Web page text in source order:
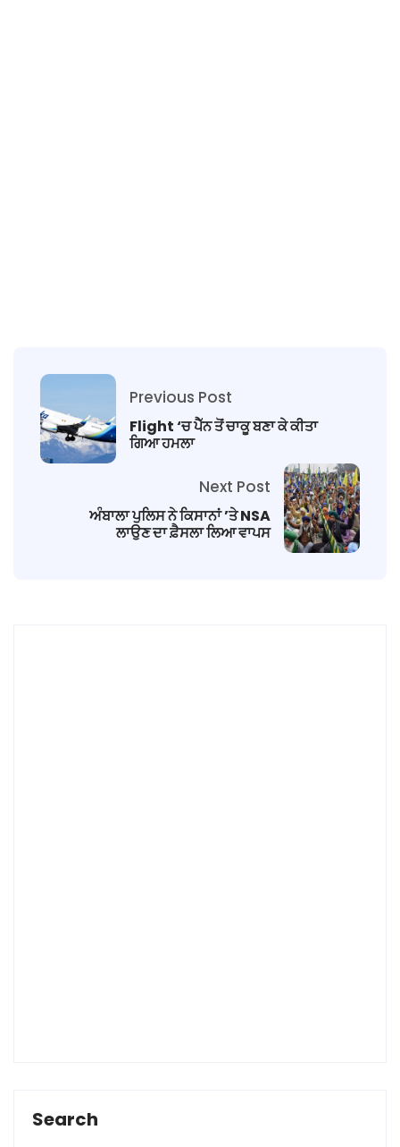
Previous Post
Flight ‘ਚ ਪੈੱਨ ਤੋਂ ਚਾਕੂ ਬਣਾ ਕੇ ਕੀਤਾ
ਗਿਆ ਹਮਲਾ
Next Post
ਅੰਬਾਲਾ ਪੁਲਿਸ ਨੇ ਕਿਸਾਨਾਂ ’ਤੇ NSA
ਲਾਉਣ ਦਾ ਫ਼ੈਸਲਾ ਲਿਆ ਵਾਪਸ
Search